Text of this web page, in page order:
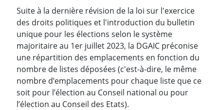
Suite à la dernière révision de la loi sur l'exercice
des droits politiques et l'introduction du bulletin
unique pour les élections selon le système
majoritaire au 1er juillet 2023, la DGAIC préconise
une répartition des emplacements en fonction du
nombre de listes déposées (c'est-à-dire, le même
nombre d’emplacements pour chaque liste que ce
soit pour l’élection au Conseil national ou pour
l’élection au Conseil des Etats).